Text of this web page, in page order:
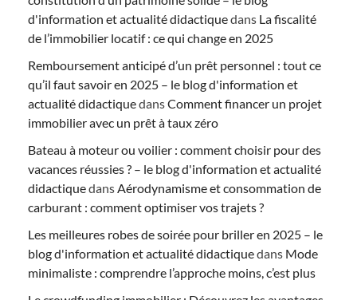
d'information et actualité didactiquedans La fiscalité
de l’immobilier locatif : ce qui change en 2025
Remboursement anticipé d’un prêt personnel : tout ce
qu’il faut savoir en 2025 – le blog d'information et
actualité didactiquedansComment financer un projet
immobilier avec un prêt à taux zéro
Bateau à moteur ou voilier : comment choisir pour des
vacances réussies ? – le blog d'information et actualité
didactiquedans Aérodynamisme et consommation de
carburant : comment optimiser vos trajets ?
Les meilleures robes de soirée pour briller en 2025 – le
blog d'information et actualité didactiquedans Mode
minimaliste : comprendre l’approche moins, c’est plus